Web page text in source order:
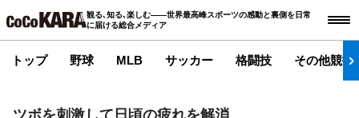
観る､知る､楽しむ――世界最高峰スポーツの感動と裏側を日常
に届ける総合メディア
トップ 野球 MLB サッカー 格闘技 その他競技
ツボを刺激して日頃の疲れを解消